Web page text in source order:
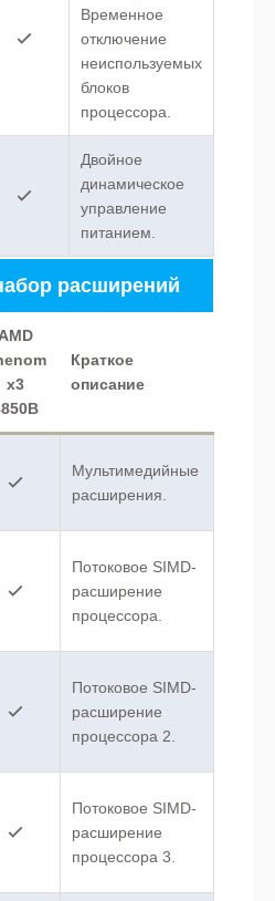
Временное
отключение
неиспользуемых
блоков
процессора.
Двойное
динамическое
управление
питанием.
расширений
AMD
x3
Краткое
описание
Мультимедийные
расширения.
Потоковое SIMD-
расширение
процессора.
Потоковое SIMD-
расширение
процессора 2.
Потоковое SIMD-
расширение
процессора 3.